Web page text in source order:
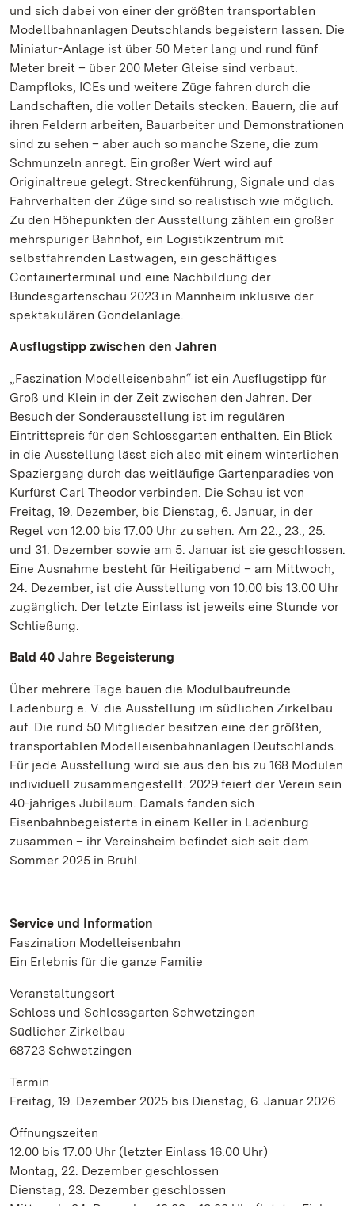
und sich dabei von einer der größten transportablen
Modellbahnanlagen Deutschlands begeistern lassen. Die
Miniatur-Anlage ist über 50 Meter lang und rund fünf
Meter breit – über 200 Meter Gleise sind verbaut.
Dampfloks, ICEs und weitere Züge fahren durch die
Landschaften, die voller Details stecken: Bauern, die auf
ihren Feldern arbeiten, Bauarbeiter und Demonstrationen
sind zu sehen – aber auch so manche Szene, die zum
Schmunzeln anregt. Ein großer Wert wird auf
Originaltreue gelegt: Streckenführung, Signale und das
Fahrverhalten der Züge sind so realistisch wie möglich.
Zu den Höhepunkten der Ausstellung zählen ein großer
mehrspuriger Bahnhof, ein Logistikzentrum mit
selbstfahrenden Lastwagen, ein geschäftiges
Containerterminal und eine Nachbildung der
Bundesgartenschau 2023 in Mannheim inklusive der
spektakulären Gondelanlage.
Ausflugstipp zwischen den Jahren
„Faszination Modelleisenbahn“ ist ein Ausflugstipp für
Groß und Klein in der Zeit zwischen den Jahren. Der
Besuch der Sonderausstellung ist im regulären
Eintrittspreis für den Schlossgarten enthalten. Ein Blick
in die Ausstellung lässt sich also mit einem winterlichen
Spaziergang durch das weitläufige Gartenparadies von
Kurfürst Carl Theodor verbinden. Die Schau ist von
Freitag, 19. Dezember, bis Dienstag, 6. Januar, in der
Regel von 12.00 bis 17.00 Uhr zu sehen. Am 22., 23., 25.
und 31. Dezember sowie am 5. Januar ist sie geschlossen.
Eine Ausnahme besteht für Heiligabend – am Mittwoch,
24. Dezember, ist die Ausstellung von 10.00 bis 13.00 Uhr
zugänglich. Der letzte Einlass ist jeweils eine Stunde vor
Schließung.
Bald 40 Jahre Begeisterung
Über mehrere Tage bauen die Modulbaufreunde
Ladenburg e. V. die Ausstellung im südlichen Zirkelbau
auf. Die rund 50 Mitglieder besitzen eine der größten,
transportablen Modelleisenbahnanlagen Deutschlands.
Für jede Ausstellung wird sie aus den bis zu 168 Modulen
individuell zusammengestellt. 2029 feiert der Verein sein
40-jähriges Jubiläum. Damals fanden sich
Eisenbahnbegeisterte in einem Keller in Ladenburg
zusammen – ihr Vereinsheim befindet sich seit dem
Sommer 2025 in Brühl.
Service und Information
Faszination Modelleisenbahn
Ein Erlebnis für die ganze Familie
Veranstaltungsort
Schloss und Schlossgarten Schwetzingen
Südlicher Zirkelbau
68723 Schwetzingen
Termin
Freitag, 19. Dezember 2025 bis Dienstag, 6. Januar 2026
Öffnungszeiten
12.00 bis 17.00 Uhr (letzter Einlass 16.00 Uhr)
Montag, 22. Dezember geschlossen
Dienstag, 23. Dezember geschlossen